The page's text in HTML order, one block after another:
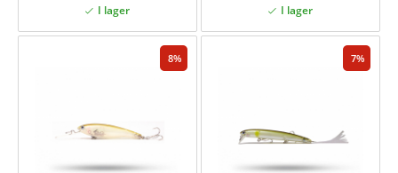
8 7